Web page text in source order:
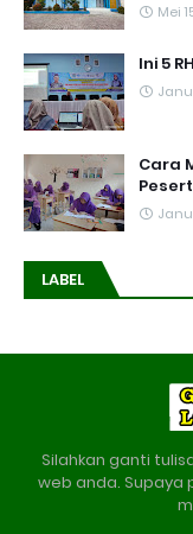
Mei
Ini 5
Cara
LABEL
Silahkan ganti
web anda. Supaya